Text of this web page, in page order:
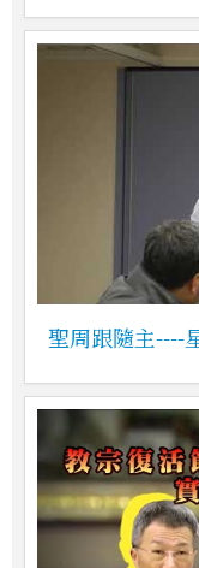
聖周跟隨主----